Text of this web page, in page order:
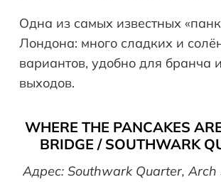
Одна из самых известных
Лондона: много сладких и
вариантов, удобно для бранча
выходов.
WHERE THE PANCAKES
BRIDGE / SOUTHWARK
Адрес: Southwark Quarter, Arch